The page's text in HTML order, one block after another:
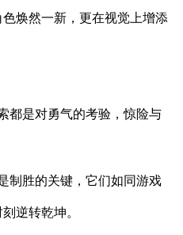
焕然一新，更在视觉上增添
都是对勇气的考验，惊险与
制胜的关键，它们如同游戏
逆转乾坤。